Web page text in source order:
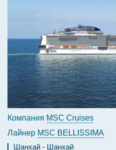
Компания MSC Cruises
Лайнер MSC BELLISSIMA
Шанхай
Шанхай